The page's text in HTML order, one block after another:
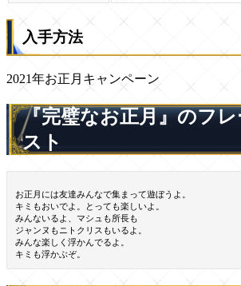
入手方法
2021年お正月キャンペーン
『完璧なお正月』のフ
スト
お正月には友達みんなで集まって遊ぼうよ。
キミもおいでよ。とっても楽しいよ。
みんないるよ、マシュも所長も
ジャンヌもニトクリスもいるよ。
みんな楽しく浮かんでるよ。
キミも浮かぶぞ。